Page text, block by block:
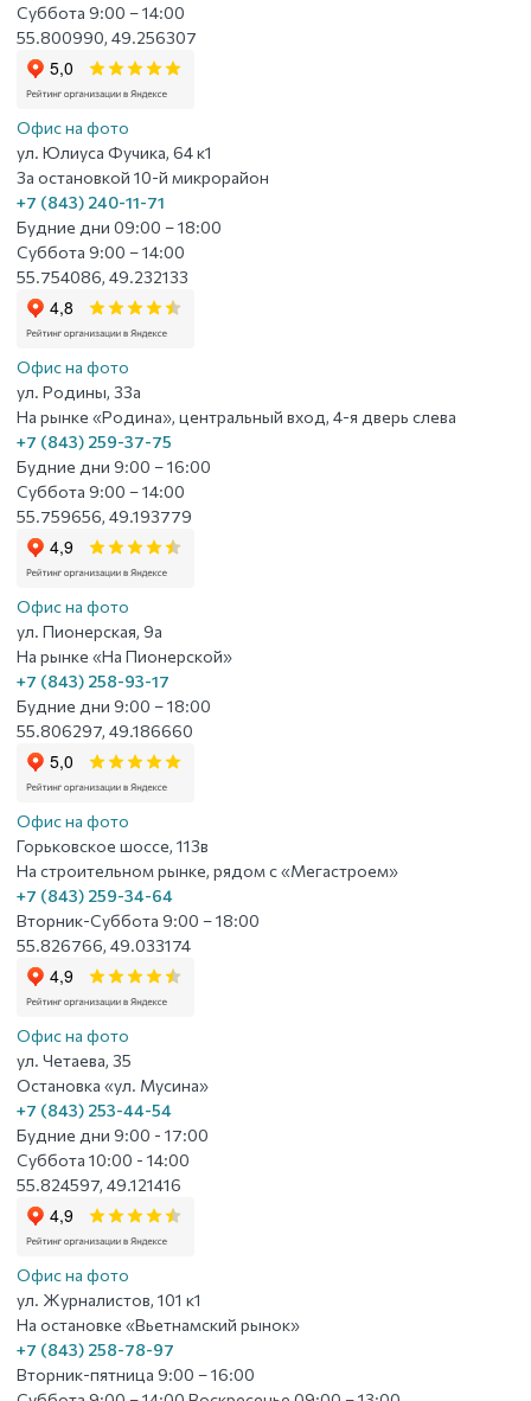
Суббота 9:00 – 14:00
55.800990, 49.256307
Офис на фото
ул. Юлиуса Фучика, 64 к1
За остановкой 10-й микрорайон
+7 (843) 240-11-71
Будние дни 09:00 – 18:00
Суббота 9:00 – 14:00
55.754086, 49.232133
Офис на фото
ул. Родины, 33а
На рынке «Родина», центральный вход, 4-я дверь слева
+7 (843) 259-37-75
Будние дни 9:00 – 16:00
Суббота 9:00 – 14:00
55.759656, 49.193779
Офис на фото
ул. Пионерская, 9а
На рынке «На Пионерской»
+7 (843) 258-93-17
Будние дни 9:00 – 18:00
55.806297, 49.186660
Офис на фото
Горьковское шоссе, 113в
На строительном рынке, рядом с «Мегастроем»
+7 (843) 259-34-64
Вторник-Суббота 9:00 – 18:00
55.826766, 49.033174
Офис на фото
ул. Четаева, 35
Остановка «ул. Мусина»
+7 (843) 253-44-54
Будние дни 9:00 - 17:00
Суббота 10:00 - 14:00
55.824597, 49.121416
Офис на фото
ул. Журналистов, 101 к1
На остановке «Вьетнамский рынок»
+7 (843) 258-78-97
Вторник-пятница 9:00 – 16:00